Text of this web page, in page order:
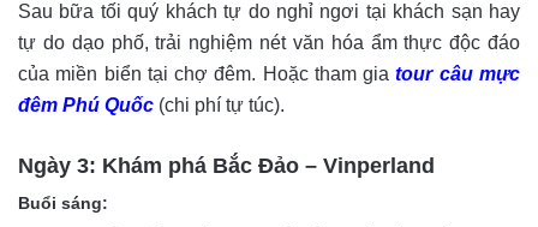
Sau bữa tối quý khách tự do nghỉ ngơi tại khách sạn hay
tự do dạo phố, trải nghiệm nét văn hóa ẩm thực độc đáo
của miền biển tại chợ đêm. Hoặc tham giatour câu mực
đêm Phú Quốc (chi phí tự túc).
Ngày 3: Khám phá Bắc Đảo – Vinperland
Buổi sáng: